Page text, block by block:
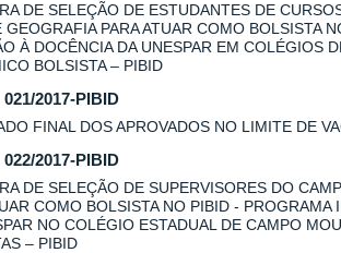
DE SELEÇÃO DE ESTUDANTES DE
GEOGRAFIA PARA ATUAR COMO BOLSISTA
À DOCÊNCIA DA UNESPAR EM COLÉGIOS
BOLSISTA – PIBID
2017-PIBID
FINAL DOS APROVADOS NO LIMITE DE
2017-PIBID
DE SELEÇÃO DE SUPERVISORES DO
COMO BOLSISTA NO PIBID -
NO COLÉGIO ESTADUAL DE CAMPO
– PIBID